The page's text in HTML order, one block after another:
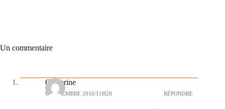
Un commentaire
Catherine
6 NOVEMBRE 2016/11H28 RÉPONDRE